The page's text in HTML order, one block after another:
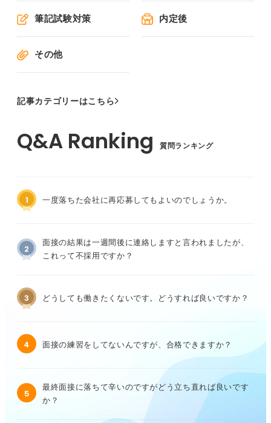
筆記試験対策 内定後
その他
記事カテゴリーはこちら
質問ランキング
1 一度落ちた会社に再応募してもよいのでしょうか。
2
面接の結果は一週間後に連絡しますと言われましたが、
これって不採用ですか？
3 どうしても働きたくないです。どうすれば良いですか？
4 面接の練習をしてないんですが、合格できますか？
5
最終面接に落ちて辛いのですがどう立ち直れば良いです
か？